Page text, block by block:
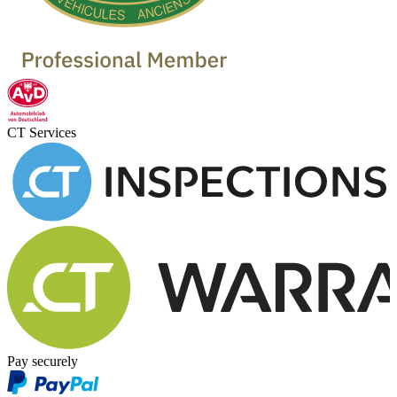
CT Services
Pay securely